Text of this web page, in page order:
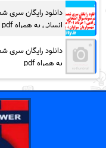
دانلود رایگان
انسانی به همراه pdf
دانلود رایگان
به همراه pdf